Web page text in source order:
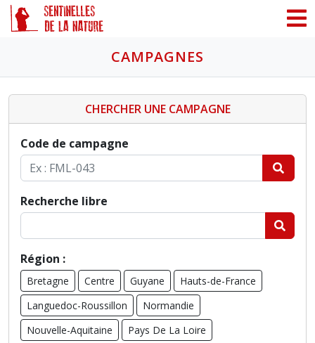
CAMPAGNES
CHERCHER UNE CAMPAGNE
Code de campagne
Recherche libre
Région :
Bretagne Centre Guyane
Hauts-de-France
Languedoc-Roussillon
Normandie
Nouvelle-Aquitaine
Pays De La Loire
Panneau de gestion des cookies